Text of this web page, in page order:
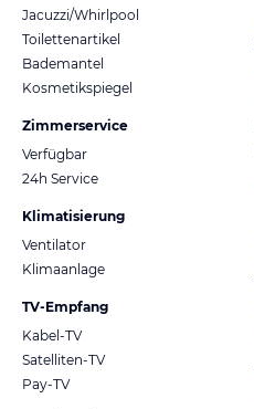
Jacuzzi/Whirlpool
Toilettenartikel
Bademantel
Kosmetikspiegel
Zimmerservice
Verfügbar
24h Service
Klimatisierung
Ventilator
Klimaanlage
TV-Empfang
Kabel-TV
Satelliten-TV
Pay-TV